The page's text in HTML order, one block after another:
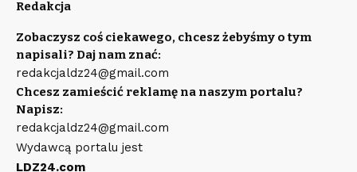
Redakcja
Zobaczysz coś ciekawego, chcesz żebyśmy o tym
napisali? Daj nam znać:
redakcjaldz24@gmail.com
Chcesz zamieścić reklamę na naszym portalu?
Napisz:
redakcjaldz24@gmail.com
Wydawcą portalu jest
LDZ24.com